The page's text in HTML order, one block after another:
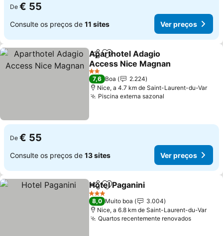
De € 55
Consulte os preços de 11 sites Ver preços
PartilharAdicionar aos favoritos
Aparthotel Adagio
Access Nice Magnan
2 Estrelas
7,6 Boa
2.224
Nice, a 4.7 km de Saint-Laurent-du-Var
Piscina externa sazonal
De € 55
Consulte os preços de 13 sites Ver preços
PartilharAdicionar aos favoritos
Hotel Paganini
3 Estrelas
8,0 Muito boa
3.004
Nice, a 6.8 km de Saint-Laurent-du-Var
Quartos recentemente renovados